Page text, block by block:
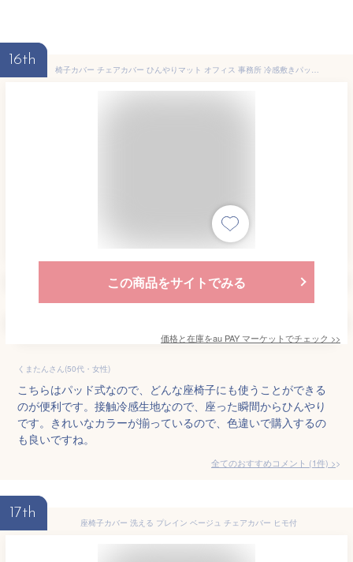
16th
椅子カバー チェアカバー ひんやりマット オフィス 事務所 冷感敷きパッド 接触冷感 涼しい 夏用 北欧風 背もたれ 取り外し可能
この商品をサイトでみる
価格と在庫をau PAY マーケットでチェック >>
くまたんさん(50代・女性)
こちらはパッド式なので、どんな座椅子にも使うことができる
のが便利です。接触冷感生地なので、座った瞬間からひんやり
です。きれいなカラーが揃っているので、色違いで購入するの
も良いですね。
全てのおすすめコメント (1件) >
17th
座椅子カバー 洗える プレイン ベージュ チェアカバー ヒモ付